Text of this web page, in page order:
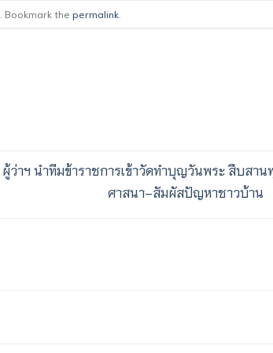
. Bookmark thepermalink
ผู้ว่าฯ นำทีมข้าราชการเข้าวัดทำบุญวันพระ สืบสาน
ศาสนา–สัมผัสปัญหาชาวบ้าน